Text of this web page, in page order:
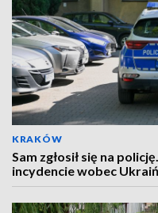
KRAKÓW
Sam zgłosił się na
incydencie wobec